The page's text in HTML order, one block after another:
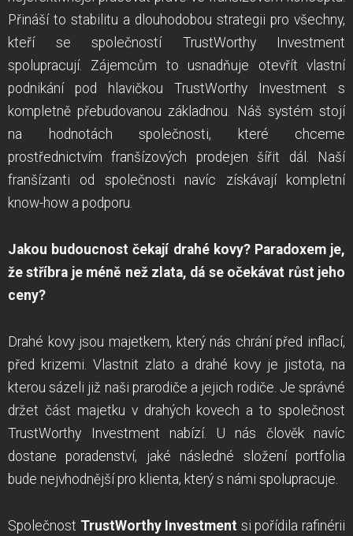
Přináší to stabilitu a dlouhodobou strategii pro všechny,
kteří se společností TrustWorthy Investment
spolupracují. Zájemcům to usnadňuje otevřít vlastní
podnikání pod hlavičkou TrustWorthy Investment s
kompletně přebudovanou základnou. Náš systém stojí
na hodnotách společnosti, které chceme
prostřednictvím franšízových prodejen šířit dál. Naší
franšízanti od společnosti navíc získávají kompletní
know-how a podporu.
Jakou budoucnost čekají drahé kovy? Paradoxem je,
že stříbra je méně než zlata, dá se očekávat růst jeho
ceny?
Drahé kovy jsou majetkem, který nás chrání před inflací,
před krizemi. Vlastnit zlato a drahé kovy je jistota, na
kterou sázeli již naši prarodiče a jejich rodiče. Je správné
držet část majetku v drahých kovech a to společnost
TrustWorthy Investment nabízí. U nás člověk navíc
dostane poradenství, jaké následné složení portfolia
bude nejvhodnější pro klienta, který s námi spolupracuje.
Společnost TrustWorthy Investment si pořídila rafinérii